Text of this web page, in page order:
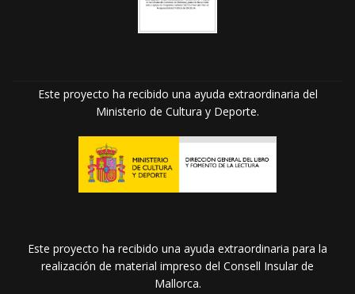
Este proyecto ha recibido una ayuda extraordinaria del
Ministerio de Cultura y Deporte.
Este proyecto ha recibido una ayuda extraordinaria para la
realización de material impreso del Consell Insular de
Mallorca.